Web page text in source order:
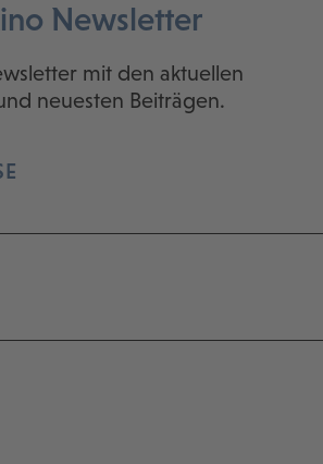
Newsletter
mit den aktuellen
neuesten Beiträgen.